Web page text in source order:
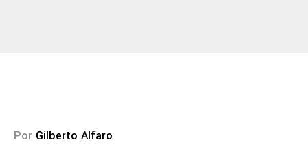
Por Gilberto Alfaro